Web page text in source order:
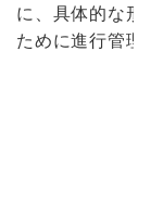
に、具体的な
ために進行管